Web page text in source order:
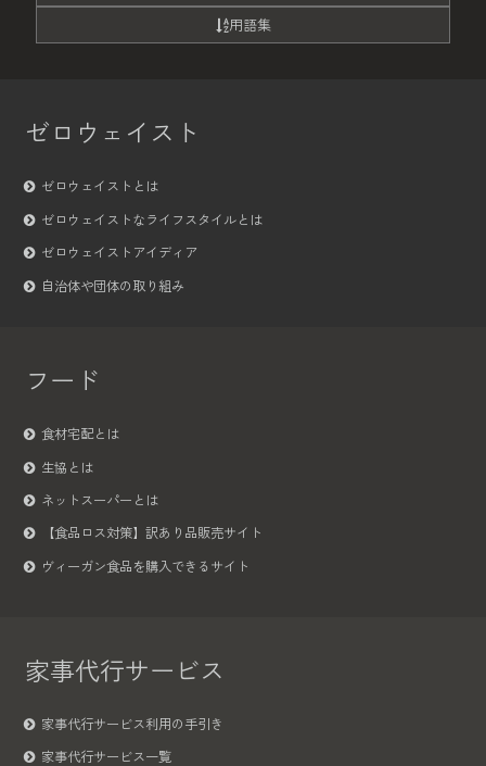
用語集
ゼロウェイスト
ゼロウェイストとは
ゼロウェイストなライフスタイルとは
ゼロウェイストアイディア
自治体や団体の取り組み
フード
食材宅配とは
生協とは
ネットスーパーとは
【食品ロス対策】訳あり品販売サイト
ヴィーガン食品を購入できるサイト
家事代行サービス
家事代行サービス利用の手引き
家事代行サービス一覧